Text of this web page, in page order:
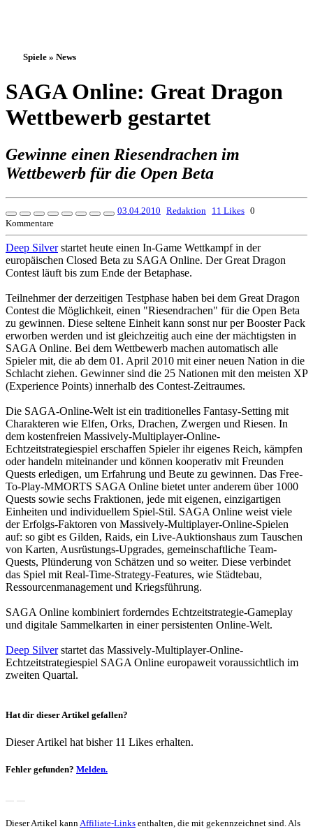
Spiele » News
SAGA Online: Great Dragon
Wettbewerb gestartet
Gewinne einen Riesendrachen im
Wettbewerb für die Open Beta
03.04.2010 Redaktion 11 Likes 0
Kommentare
Deep Silverstartet heute einen In-Game Wettkampf in der
europäischen Closed Beta zu SAGA Online. Der Great Dragon
Contest läuft bis zum Ende der Betaphase.
Teilnehmer der derzeitigen Testphase haben bei dem Great Dragon
Contest die Möglichkeit, einen "Riesendrachen" für die Open Beta
zu gewinnen. Diese seltene Einheit kann sonst nur per Booster Pack
erworben werden und ist gleichzeitig auch eine der mächtigsten in
SAGA Online. Bei dem Wettbewerb machen automatisch alle
Spieler mit, die ab dem 01. April 2010 mit einer neuen Nation in die
Schlacht ziehen. Gewinner sind die 25 Nationen mit den meisten XP
(Experience Points) innerhalb des Contest-Zeitraumes.
Die SAGA-Online-Welt ist ein traditionelles Fantasy-Setting mit
Charakteren wie Elfen, Orks, Drachen, Zwergen und Riesen. In
dem kostenfreien Massively-Multiplayer-Online-
Echtzeitstrategiespiel erschaffen Spieler ihr eigenes Reich, kämpfen
oder handeln miteinander und können kooperativ mit Freunden
Quests erledigen, um Erfahrung und Beute zu gewinnen. Das Free-
To-Play-MMORTS SAGA Online bietet unter anderem über 1000
Quests sowie sechs Fraktionen, jede mit eigenen, einzigartigen
Einheiten und individuellem Spiel-Stil. SAGA Online weist viele
der Erfolgs-Faktoren von Massively-Multiplayer-Online-Spielen
auf: so gibt es Gilden, Raids, ein Live-Auktionshaus zum Tauschen
von Karten, Ausrüstungs-Upgrades, gemeinschaftliche Team-
Quests, Plünderung von Schätzen und so weiter. Diese verbindet
das Spiel mit Real-Time-Strategy-Features, wie Städtebau,
Ressourcenmanagement und Kriegsführung.
SAGA Online kombiniert forderndes Echtzeitstrategie-Gameplay
und digitale Sammelkarten in einer persistenten Online-Welt.
Deep Silverstartet das Massively-Multiplayer-Online-
Echtzeitstrategiespiel SAGA Online europaweit voraussichtlich im
zweiten Quartal.
Hat dir dieser Artikel gefallen?
Dieser Artikel hat bisher 11 Likes erhalten.
Fehler gefunden? Melden.
Dieser Artikel kann Affiliate-Links enthalten, die mit gekennzeichnet sind. Als